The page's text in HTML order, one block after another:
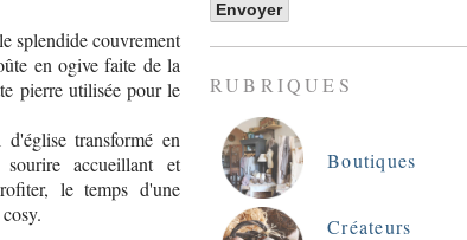
splendide couvrement
en ogive faite de la
pierre utilisée pour le
transformé en
accueillant et
le temps d'une
RUBRIQUES
Boutiques
Créateurs